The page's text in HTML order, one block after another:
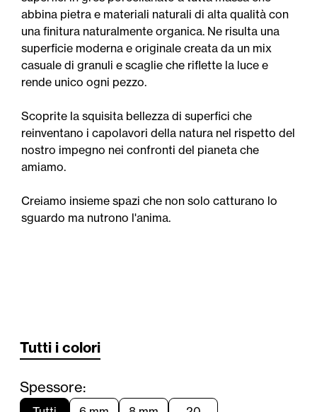
abbina pietra e materiali naturali di alta qualità con
una finitura naturalmente organica. Ne risulta una
superficie moderna e originale creata da un mix
casuale di granuli e scaglie che riflette la luce e
rende unico ogni pezzo.
Scoprite la squisita bellezza di superfici che
reinventano i capolavori della natura nel rispetto del
nostro impegno nei confronti del pianeta che
amiamo.
Creiamo insieme spazi che non solo catturano lo
sguardo ma nutrono l'anima.
Tutti i colori
Spessore: